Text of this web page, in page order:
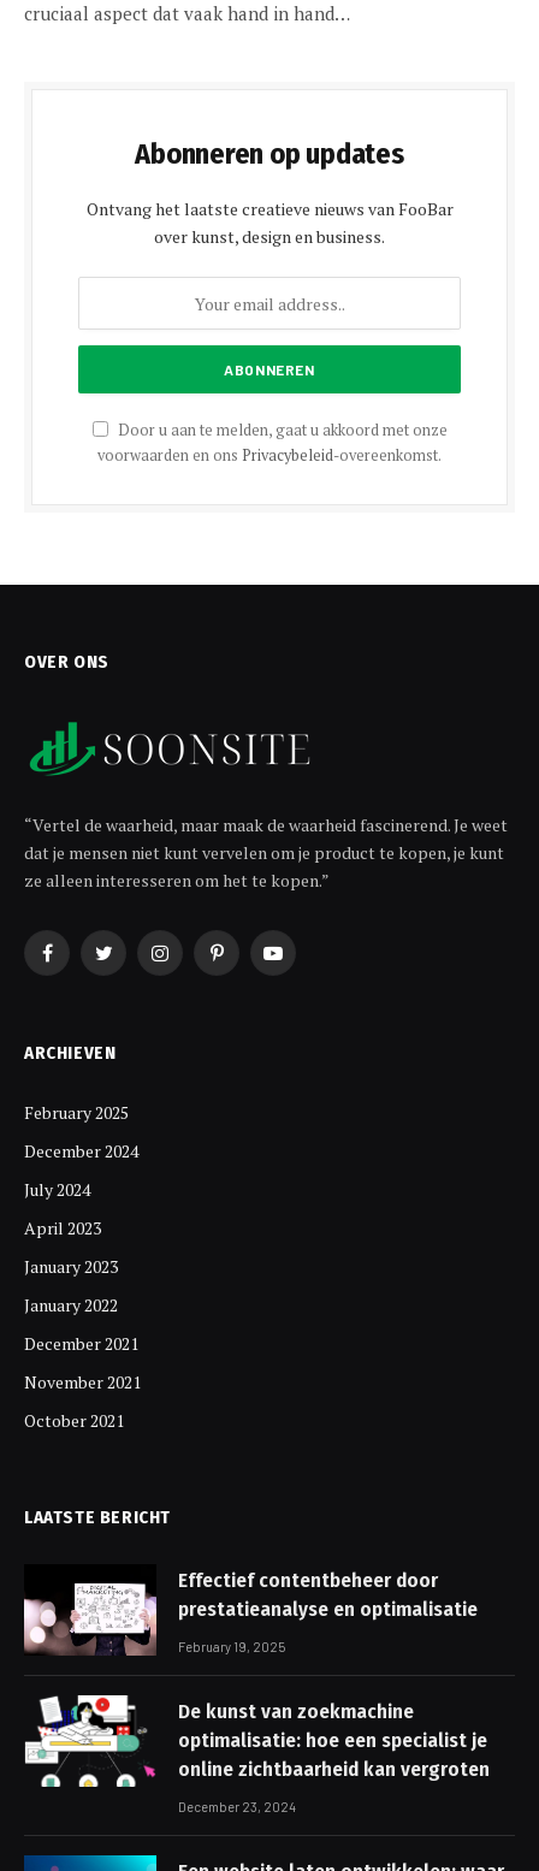
cruciaal aspect dat vaak hand in hand…
Abonneren op updates
Ontvang het laatste creatieve nieuws van FooBar
over kunst, design en business.
Door u aan te melden, gaat u akkoord met onze
voorwaarden en ons Privacybeleid-overeenkomst.
OVER ONS
“Vertel de waarheid, maar maak de waarheid fascinerend. Je weet
dat je mensen niet kunt vervelen om je product te kopen, je kunt
ze alleen interesseren om het te kopen.”
FacebookTwitterInstagramPinterestYouTube
ARCHIEVEN
February 2025
December 2024
July 2024
April 2023
January 2023
January 2022
December 2021
November 2021
October 2021
LAATSTE BERICHT
Effectief contentbeheer door
prestatieanalyse en optimalisatie
February 19, 2025
De kunst van zoekmachine
optimalisatie: hoe een specialist je
online zichtbaarheid kan vergroten
December 23, 2024